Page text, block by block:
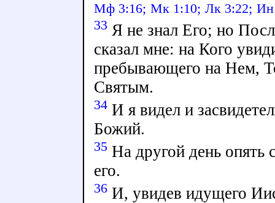
Мф 3:16; Мк 1:10; Лк 3:22; Ин
33 Я не знал Его; но
сказал мне: на Кого
пребывающего на Нем,
Святым.
34И я видел и
Божий.
35На другой день опять
его.
36И, увидев идущего